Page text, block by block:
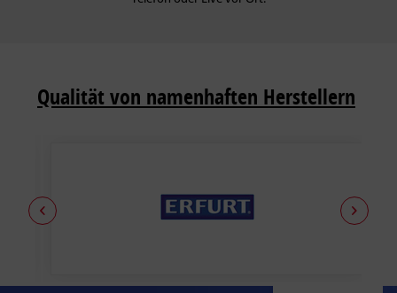
Qualität von namenhaften Herstellern